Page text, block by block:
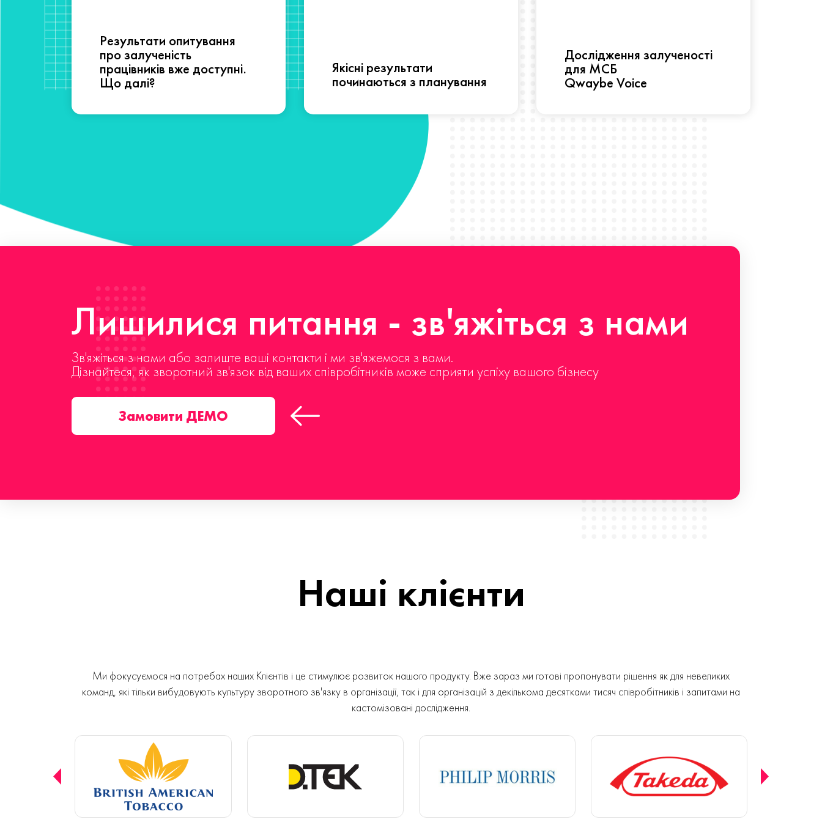
Результати опитування
про залученість
працівників вже доступні.
Що далі?
Якісні результати
починаються з планування
Дослідження залученості
для МСБ
Qwaybe Voice
Лишилися питання - зв'яжіться з нами
Зв'яжіться з нами або залиште ваші контакти і ми зв'яжемося з вами.
Дізнайтеся, як зворотний зв'язок від ваших співробітників може сприяти успіху вашого бізнесу
Замовити ДЕМО
Наші клієнти
Ми фокусуємося на потребах наших Клієнтів і це стимулює розвиток нашого продукту. Вже зараз ми готові пропонувати рішення як для невеликих
команд, які тільки вибудовують культуру зворотного зв'язку в організації, так і для організацій з декількома десятками тисяч співробітників і запитами на
кастомізовані дослідження.